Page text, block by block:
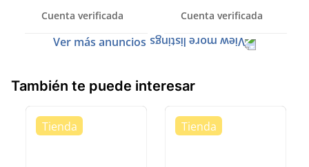
Cuenta verificada Cuenta verificada
Ver más anuncios
También te puede interesar